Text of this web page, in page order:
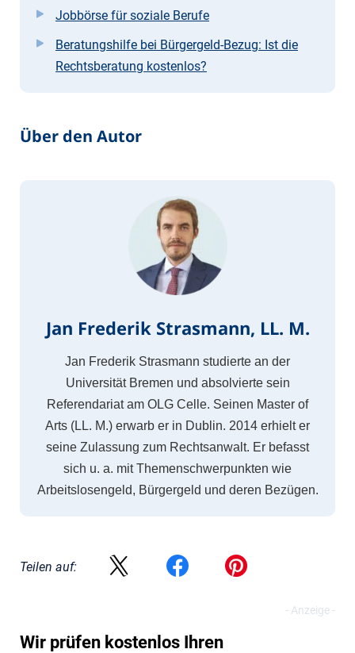
Jobbörse für soziale Berufe
Beratungshilfe bei Bürgergeld-Bezug: Ist die
Rechtsberatung kostenlos?
Über den Autor
Jan Frederik Strasmann, LL. M.
Jan Frederik Strasmann studierte an der
Universität Bremen und absolvierte sein
Referendariat am OLG Celle. Seinen Master of
Arts (LL. M.) erwarb er in Dublin. 2014 erhielt er
seine Zulassung zum Rechtsanwalt. Er befasst
sich u. a. mit Themenschwerpunkten wie
Arbeitslosengeld, Bürgergeld und deren Bezügen.
Teilen auf:
Wir prüfen kostenlos Ihren